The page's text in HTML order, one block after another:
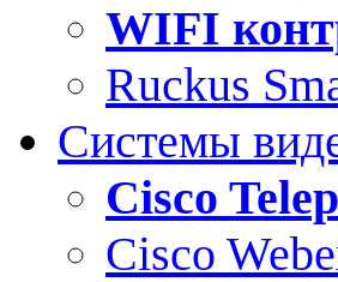
WIFI
Ruckus
Системы
Cisco
Cisco